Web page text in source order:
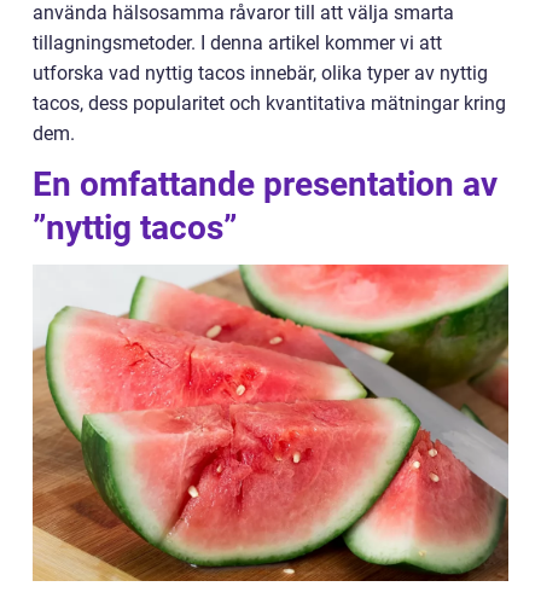
använda hälsosamma råvaror till att välja smarta
tillagningsmetoder. I denna artikel kommer vi att
utforska vad nyttig tacos innebär, olika typer av nyttig
tacos, dess popularitet och kvantitativa mätningar kring
dem.
En omfattande presentation av
”nyttig tacos”